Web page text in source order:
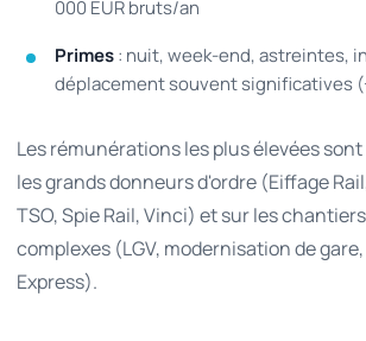
000 EUR bruts/an
Primes: nuit, week-end, astreintes,
déplacement souvent significatives
Les rémunérations les plus élevées
les grands donneurs d'ordre (Eiffage
TSO, Spie Rail, Vinci) et sur les
complexes (LGV, modernisation de
Express).